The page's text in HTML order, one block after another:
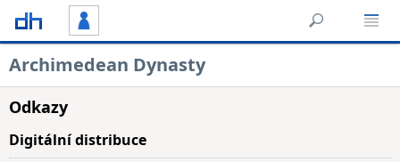
Archimedean Dynasty
Odkazy
Digitální distribuce